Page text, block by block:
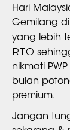
Hari
Gemilang
yang lebih
RTO
nikmati
bulan
premium.
Jangan